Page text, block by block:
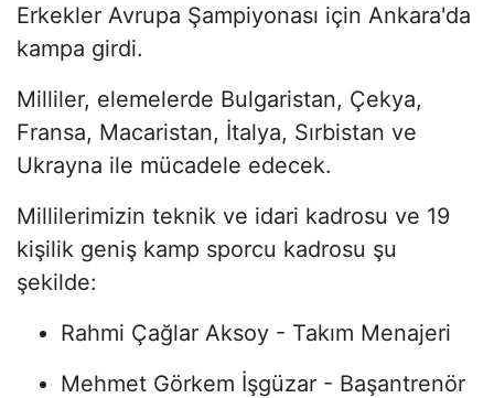
Erkekler Avrupa Şampiyonası için Ankara'da
kampa girdi.
Milliler, elemelerde Bulgaristan, Çekya,
Fransa, Macaristan, İtalya, Sırbistan ve
Ukrayna ile mücadele edecek.
Millilerimizin teknik ve idari kadrosu ve 19
kişilik geniş kamp sporcu kadrosu şu
şekilde:
Rahmi Çağlar Aksoy - Takım Menajeri
Mehmet Görkem İşgüzar - Başantrenör